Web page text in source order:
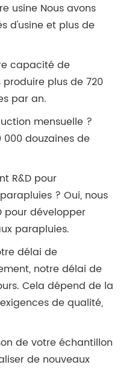
usine Nous avons
d'usine et plus de
capacité de
plus de 720
par an.
mensuelle ?
000 douzaines de
R&D pour
? Oui, nous
pour développer
parapluies.
délai de
notre délai de
Cela dépend de la
de qualité,
de votre échantillon
de nouveaux